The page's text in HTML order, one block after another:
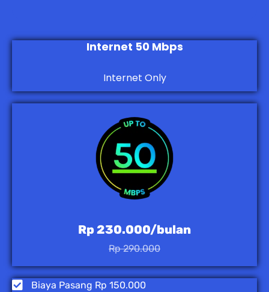
Internet 50 Mbps
Internet Only
Rp 230.000/bulan
Rp 290.000
Biaya Pasang Rp 150.000